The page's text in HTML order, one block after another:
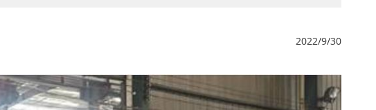
2022/9/30